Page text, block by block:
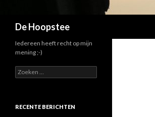
De Hoopstee
Iedereen heeft recht op mijn
mening ;-)
Zoeken
naar:
RECENTE BERICHTEN